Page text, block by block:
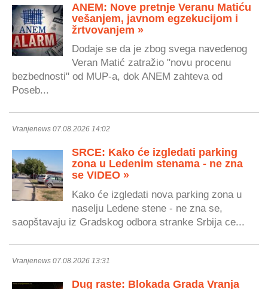
ANEM: Nove pretnje Veranu Matiću
vešanjem, javnom egzekucijom i
žrtvovanjem »
Dodaje se da je zbog svega navedenog
Veran Matić zatražio "novu procenu
bezbednosti" od MUP-a, dok ANEM zahteva od
Poseb...
Vranjenews 07.08.2026 14:02
SRCE: Kako će izgledati parking
zona u Ledenim stenama - ne zna
se VIDEO »
Kako će izgledati nova parking zona u
naselju Ledene stene - ne zna se,
saopštavaju iz Gradskog odbora stranke Srbija ce...
Vranjenews 07.08.2026 13:31
Dug raste: Blokada Grada Vranja